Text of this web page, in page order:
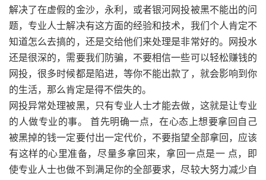
解决了在虚假的金沙，永利，或者银河网投被黑不能出的问
题，专业人士解决有这方面的经验和技术，我们个人肯定不
知道怎么去搞的，还是交给他们来处理是非常好的。网投水
还是很深的，需要我们防骗，不要相信一些可以轻松赚钱的
网投，很多时候都是陷进，等你不能出款了，就会影响到你
的生活，那么肯定是得不偿失的。
网投异常处理被黑，只有专业人士才能去做，这就是让专业
的人做专业的事。 首先明确一点，在心态上想要拿回自己
被黑掉的钱一定要付出一定代价，不要指望全部拿回，应该
有这样的心里准备，尽量多拿回来，拿回一点是一 点，即
使专业人士也做不到满足你的全部要求，尽较大努力减少自